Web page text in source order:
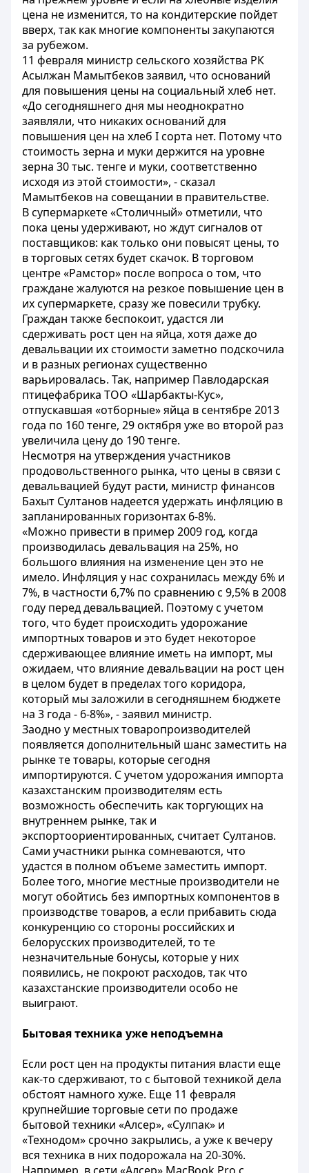
цена не изменится, то на кондитерские пойдет
вверх, так как многие компоненты закупаются
за рубежом.
11 февраля министр сельского хозяйства РК
Асылжан Мамытбеков заявил, что оснований
для повышения цены на социальный хлеб нет.
«До сегодняшнего дня мы неоднократно
заявляли, что никаких оснований для
повышения цен на хлеб I сорта нет. Потому что
стоимость зерна и муки держится на уровне
зерна 30 тыс. тенге и муки, соответственно
исходя из этой стоимости», - сказал
Мамытбеков на совещании в правительстве.
В супермаркете «Столичный» отметили, что
пока цены удерживают, но ждут сигналов от
поставщиков: как только они повысят цены, то
в торговых сетях будет скачок. В торговом
центре «Рамстор» после вопроса о том, что
граждане жалуются на резкое повышение цен в
их супермаркете, сразу же повесили трубку.
Граждан также беспокоит, удастся ли
сдерживать рост цен на яйца, хотя даже до
девальвации их стоимости заметно подскочила
и в разных регионах существенно
варьировалась. Так, например Павлодарская
птицефабрика ТОО «Шарбакты-Кус»,
отпускавшая «отборные» яйца в сентябре 2013
года по 160 тенге, 29 октября уже во второй раз
увеличила цену до 190 тенге.
Несмотря на утверждения участников
продовольственного рынка, что цены в связи с
девальвацией будут расти, министр финансов
Бахыт Султанов надеется удержать инфляцию в
запланированных горизонтах 6-8%.
«Можно привести в пример 2009 год, когда
производилась девальвация на 25%, но
большого влияния на изменение цен это не
имело. Инфляция у нас сохранилась между 6% и
7%, в частности 6,7% по сравнению с 9,5% в 2008
году перед девальвацией. Поэтому с учетом
того, что будет происходить удорожание
импортных товаров и это будет некоторое
сдерживающее влияние иметь на импорт, мы
ожидаем, что влияние девальвации на рост цен
в целом будет в пределах того коридора,
который мы заложили в сегодняшнем бюджете
на 3 года - 6-8%», - заявил министр.
Заодно у местных товаропроизводителей
появляется дополнительный шанс заместить на
рынке те товары, которые сегодня
импортируются. С учетом удорожания импорта
казахстанским производителям есть
возможность обеспечить как торгующих на
внутреннем рынке, так и
экспортоориентированных, считает Султанов.
Сами участники рынка сомневаются, что
удастся в полном объеме заместить импорт.
Более того, многие местные производители не
могут обойтись без импортных компонентов в
производстве товаров, а если прибавить сюда
конкуренцию со стороны российских и
белорусских производителей, то те
незначительные бонусы, которые у них
появились, не покроют расходов, так что
казахстанские производители особо не
выиграют.
Бытовая техника уже неподъемна
Если рост цен на продукты питания власти еще
как-то сдерживают, то с бытовой техникой дела
обстоят намного хуже. Еще 11 февраля
крупнейшие торговые сети по продаже
бытовой техники «Алсер», «Сулпак» и
«Технодом» срочно закрылись, а уже к вечеру
вся техника в них подорожала на 20-30%.